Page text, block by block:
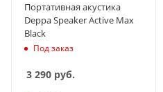
Портативная акустика
Deppa Speaker Active Max
Black
Под заказ
3 290 руб.